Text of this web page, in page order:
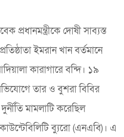
প্রধানমন্ত্রীকে দোষী সাব্যস্ত
ইমরান খান বর্তমানে
কারাগারে বন্দি। ১৯
তার ও বুশরা বিবির
মামলাটি করেছিল
ব্যুরো (এনএবি)। এ